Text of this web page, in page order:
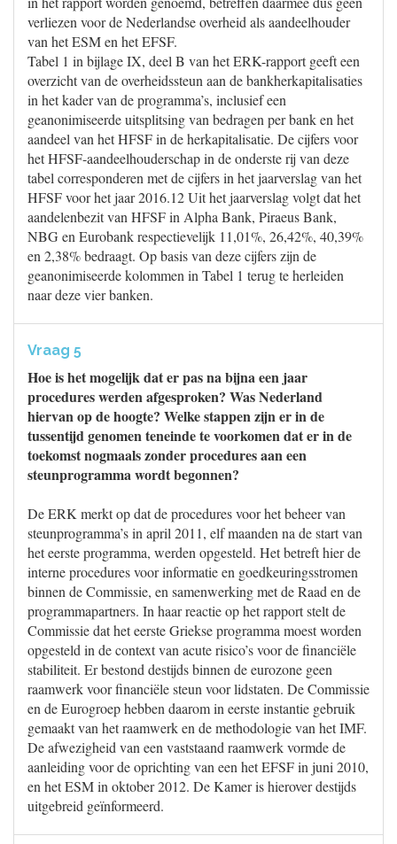
verliezen voor de Nederlandse overheid als aandeelhouder
van het ESM en het EFSF.
Tabel 1 in bijlage IX, deel B van het ERK-rapport geeft een
overzicht van de overheidssteun aan de bankherkapitalisaties
in het kader van de programma’s, inclusief een
geanonimiseerde uitsplitsing van bedragen per bank en het
aandeel van het HFSF in de herkapitalisatie. De cijfers voor
het HFSF-aandeelhouderschap in de onderste rij van deze
tabel corresponderen met de cijfers in het jaarverslag van het
HFSF voor het jaar 2016.12 Uit het jaarverslag volgt dat het
aandelenbezit van HFSF in Alpha Bank, Piraeus Bank,
NBG en Eurobank respectievelijk 11,01%, 26,42%, 40,39%
en 2,38% bedraagt. Op basis van deze cijfers zijn de
geanonimiseerde kolommen in Tabel 1 terug te herleiden
naar deze vier banken.
Vraag 5
Hoe is het mogelijk dat er pas na bijna een jaar
procedures werden afgesproken? Was Nederland
hiervan op de hoogte? Welke stappen zijn er in de
tussentijd genomen teneinde te voorkomen dat er in de
toekomst nogmaals zonder procedures aan een
steunprogramma wordt begonnen?
De ERK merkt op dat de procedures voor het beheer van
steunprogramma’s in april 2011, elf maanden na de start van
het eerste programma, werden opgesteld. Het betreft hier de
interne procedures voor informatie en goedkeuringsstromen
binnen de Commissie, en samenwerking met de Raad en de
programmapartners. In haar reactie op het rapport stelt de
Commissie dat het eerste Griekse programma moest worden
opgesteld in de context van acute risico’s voor de financiële
stabiliteit. Er bestond destijds binnen de eurozone geen
raamwerk voor financiële steun voor lidstaten. De Commissie
en de Eurogroep hebben daarom in eerste instantie gebruik
gemaakt van het raamwerk en de methodologie van het IMF.
De afwezigheid van een vaststaand raamwerk vormde de
aanleiding voor de oprichting van een het EFSF in juni 2010,
en het ESM in oktober 2012. De Kamer is hierover destijds
uitgebreid geïnformeerd.